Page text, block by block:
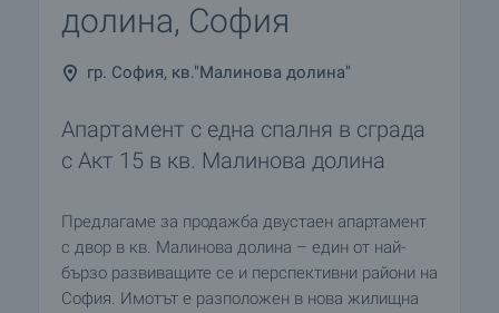
долина, София
гр. София, кв."Малинова долина"
Апартамент с една спалня в сграда
с Акт 15 в кв. Малинова долина
Предлагаме за продажба двустаен апартамент
с двор в кв. Малинова долина – един от най-
бързо развиващите се и перспективни райони на
София. Имотът е разположен в нова жилищна